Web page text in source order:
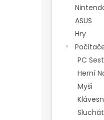
ASUS
Hry
PC
Herní
Myši